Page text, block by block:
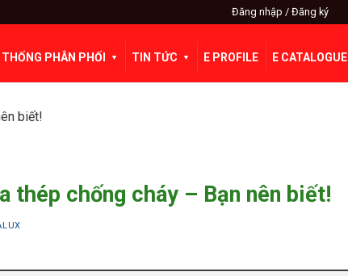
Đăng nhập / Đăng ký
THỐNG PHÂN PHỐI TIN TỨC E PROFILE E CATALOGUE
biết!
thép chống cháy – Bạn nên biết!